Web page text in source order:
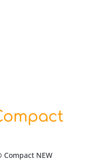
Compact NEW